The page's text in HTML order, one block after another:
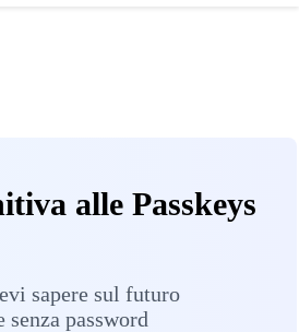
alle Passkeys
sapere sul futuro
password